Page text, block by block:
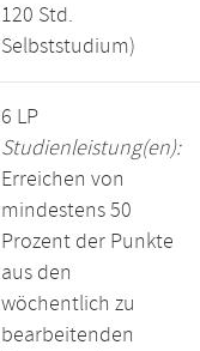
120 Std.
Selbststudium)
6 LP
Studienleistung(en):
Erreichen von
mindestens 50
Prozent der Punkte
aus den
wöchentlich zu
bearbeitenden